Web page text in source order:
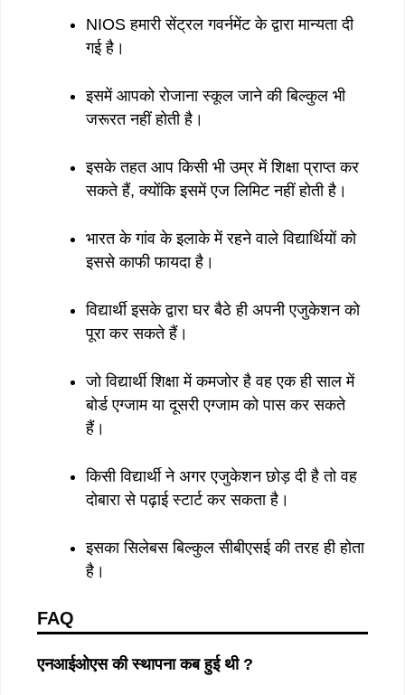
NIOS हमारी सेंट्रल गवर्नमेंट के द्वारा मान्यता दी
गई है।
इसमें आपको रोजाना स्कूल जाने की बिल्कुल भी
जरूरत नहीं होती है।
इसके तहत आप किसी भी उम्र में शिक्षा प्राप्त कर
सकते हैं, क्योंकि इसमें एज लिमिट नहीं होती है।
भारत के गांव के इलाके में रहने वाले विद्यार्थियों को
इससे काफी फायदा है।
विद्यार्थी इसके द्वारा घर बैठे ही अपनी एजुकेशन को
पूरा कर सकते हैं।
जो विद्यार्थी शिक्षा में कमजोर है वह एक ही साल में
बोर्ड एग्जाम या दूसरी एग्जाम को पास कर सकते
हैं।
किसी विद्यार्थी ने अगर एजुकेशन छोड़ दी है तो वह
दोबारा से पढ़ाई स्टार्ट कर सकता है।
इसका सिलेबस बिल्कुल सीबीएसई की तरह ही होता
है।
FAQ
एनआईओएस की स्थापना कब हुई थी ?